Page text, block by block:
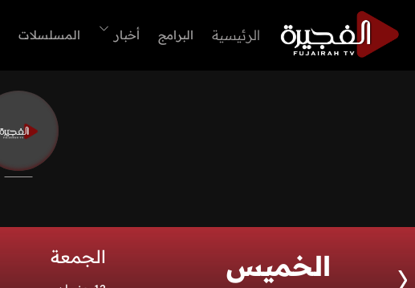
الرئيسية البرامج أخبار المسلسلات
الخميس الجمعة